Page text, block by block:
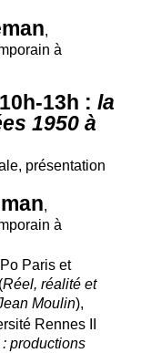
,
à
13h : la
1950 à
présentation
,
à
Paris et
Réel, réalité et
Moulin),
Rennes II
productions